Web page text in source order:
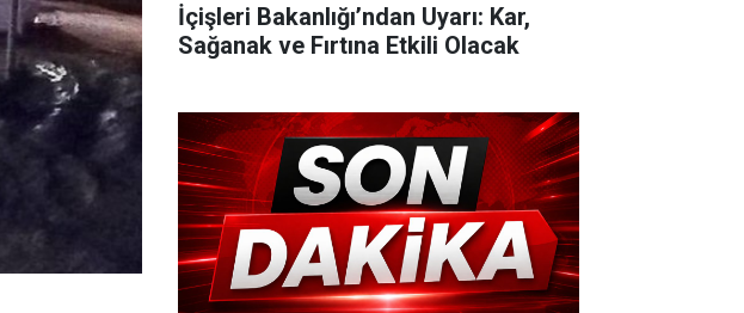
İçişleri Bakanlığı’ndan Uyarı: Kar,
Sağanak ve Fırtına Etkili Olacak